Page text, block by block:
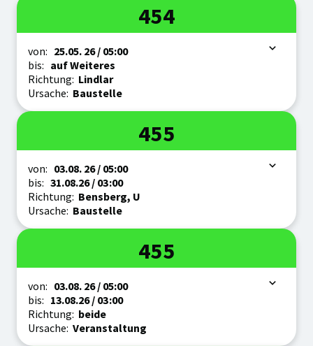
Linie
454
Zeitraum
von: 25.05. 26/ 05:00
bis: auf Weiteres
Richtung: Lindlar
Ursache: Baustelle
Linie
455
Zeitraum
von: 03.08. 26/ 05:00
bis: 31.08.26/ 03:00
Richtung: Bensberg, U
Ursache: Baustelle
Linie
455
Zeitraum
von: 03.08. 26/ 05:00
bis: 13.08.26/ 03:00
Richtung: beide
Ursache: Veranstaltung